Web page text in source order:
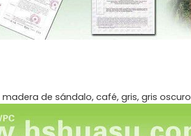
de sándalo, café, gris, gris oscuro